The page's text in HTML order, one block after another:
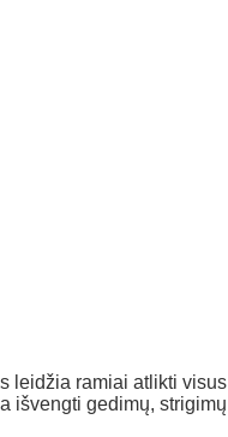
ramiai atlikti
gedimų,